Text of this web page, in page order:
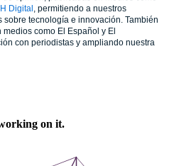
Digital , permitiendo a nuestros
tecnología e innovación. También
como El Español y El
con periodistas y ampliando nuestra